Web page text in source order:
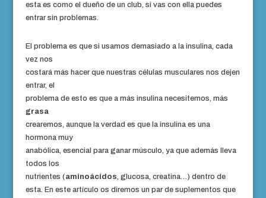
esta es como el dueño de un club, si vas con ella puedes
entrar sin problemas.
El problema es que si usamos demasiado a la insulina, cada
vez nos
costará más hacer que nuestras células musculares nos dejen
entrar, el
problema de esto es que a más insulina necesitemos, más
grasa
crearemos, aunque la verdad es que la insulina es una
hormona muy
anabólica, esencial para ganar músculo, ya que además lleva
todos los
nutrientes (aminoácidos, glucosa, creatina…) dentro de
esta. En este artículo os diremos un par de suplementos que